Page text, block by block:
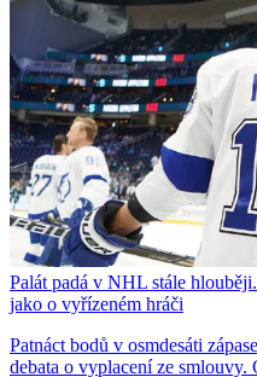
Palát padá v NHL stále
jako o vyřízeném hráči
Patnáct bodů v osmdesáti
debata o vyplacení ze smlouvy.